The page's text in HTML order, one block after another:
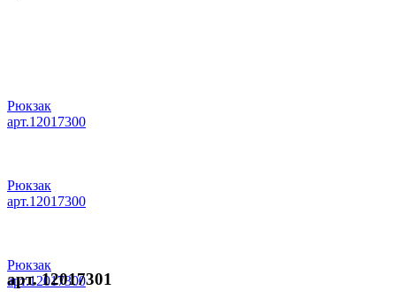
Рюкзак
арт.12017300
Рюкзак
арт.12017300
Рюкзак
арт.12017300
арт. 12017301